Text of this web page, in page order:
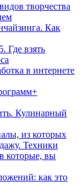
творчества
Как
Где взять
в интернете
Кулинарный
из которых
Техники
которые, вы
как это